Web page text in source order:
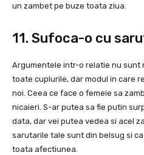
un zambet pe buze toata ziua.
11. Sufoca-o cu
Argumentele intr-o relatie nu sunt
toate cuplurile, dar modul in care
noi. Ceea ce face o femeie sa
nicaieri. S-ar putea sa fie putin
data, dar vei putea vedea si acel
sarutarile tale sunt din belsug si
toata afectiunea.